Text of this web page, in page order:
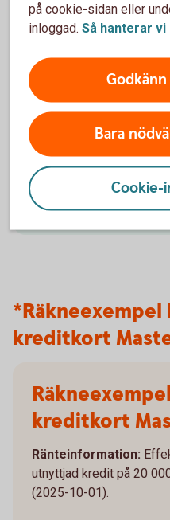
Unga 18-30år
Ung 18-30 år
Du som studerar på
kostnadsfritt konto,
Mastercard och tillgång
swish.
NyckelkundStudent
kreditkort
kreditkort
Ränteinformation:
utnyttjad kredit på 20
(2025-10-01).
på cookie-sidan eller
inloggad. Så hanterar vi
Bara
Cookie-